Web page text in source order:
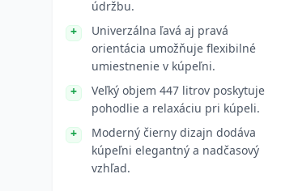
údržbu.
Univerzálna ľavá aj pravá
orientácia umožňuje flexibilné
umiestnenie v kúpeľni.
Veľký objem 447 litrov poskytuje
pohodlie a relaxáciu pri kúpeli.
Moderný čierny dizajn dodáva
kúpeľni elegantný a nadčasový
vzhľad.